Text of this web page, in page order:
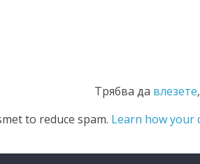
Трябва да влезете
to reduce spam. Learn how your